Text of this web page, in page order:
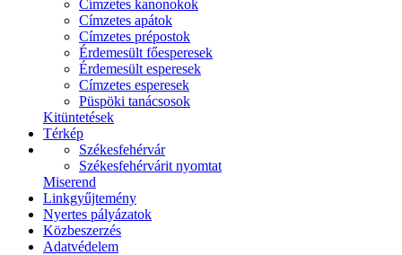
Címzetes kanonokok
Címzetes apátok
Címzetes prépostok
Érdemesült főesperesek
Érdemesült esperesek
Címzetes esperesek
Püspöki tanácsosok
Kitüntetések
Térkép
Székesfehérvár
Székesfehérvárit nyomtat
Miserend
Linkgyűjtemény
Nyertes pályázatok
Közbeszerzés
Adatvédelem